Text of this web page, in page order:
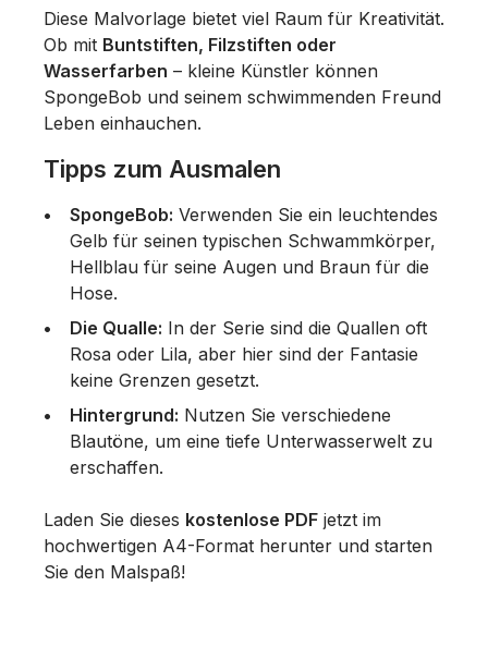
Diese Malvorlage bietet viel Raum für Kreativität.
Ob mit Buntstiften, Filzstiften oder
Wasserfarben – kleine Künstler können
SpongeBob und seinem schwimmenden Freund
Leben einhauchen.
Tipps zum Ausmalen
SpongeBob: Verwenden Sie ein leuchtendes
Gelb für seinen typischen Schwammkörper,
Hellblau für seine Augen und Braun für die
Hose.
Die Qualle: In der Serie sind die Quallen oft
Rosa oder Lila, aber hier sind der Fantasie
keine Grenzen gesetzt.
Hintergrund: Nutzen Sie verschiedene
Blautöne, um eine tiefe Unterwasserwelt zu
erschaffen.
Laden Sie dieses kostenlose PDF jetzt im
hochwertigen A4-Format herunter und starten
Sie den Malspaß!